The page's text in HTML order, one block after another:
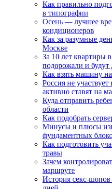
Как правильно
в типографии
Осень — лучшее
кондиционеров
Как за разумные
Москве
За 10 лет квартиры
подорожали и будут
Как взять машину
Россия не
активно ставят на
Куда отправить
области
Как подобрать
Минусы и плюсы
фундаментных
Как подготовить
травы
Зачем
маршруте
История секс-